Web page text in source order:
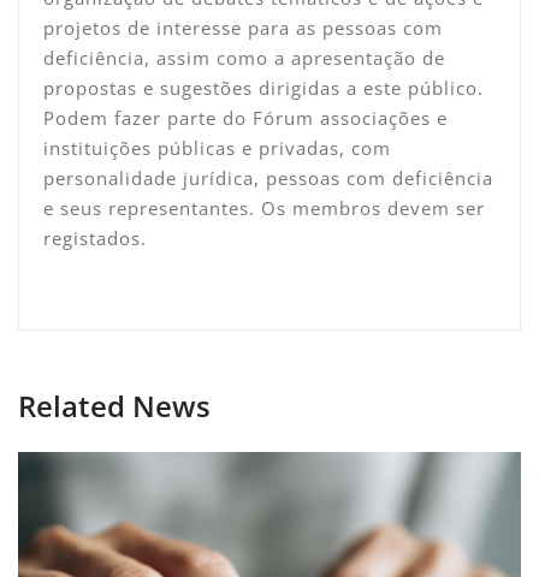
projetos de interesse para as pessoas com
deficiência, assim como a apresentação de
propostas e sugestões dirigidas a este público.
Podem fazer parte do Fórum associações e
instituições públicas e privadas, com
personalidade jurídica, pessoas com deficiência
e seus representantes. Os membros devem ser
registados.
Related News